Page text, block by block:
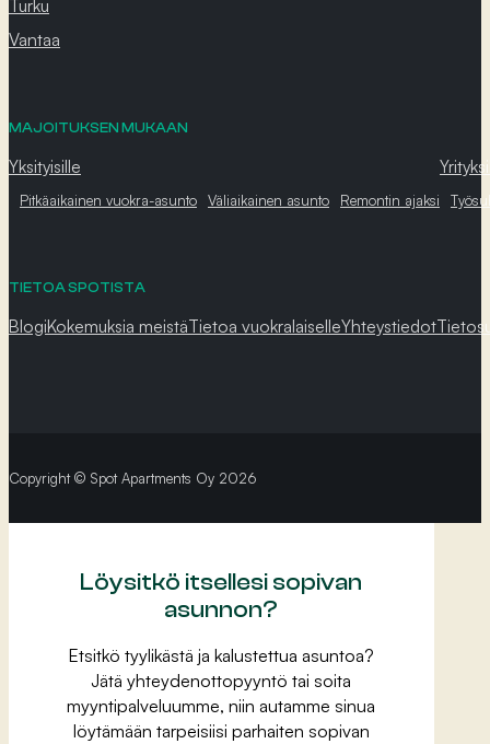
Turku
Vantaa
MAJOITUKSEN MUKAAN
Yksityisille
Pitkäaikainen vuokra-asunto Väliaikainen asunto Remontin ajaksi
TIETOA SPOTISTA
BlogiKokemuksia meistäTietoa vuokralaiselleYhteystiedot
Copyright © Spot Apartments Oy 2026
Löysitkö itsellesi sopivan
asunnon?
Etsitkö tyylikästä ja kalustettua asuntoa?
Jätä yhteydenottopyyntö tai soita
myyntipalveluumme, niin autamme sinua
löytämään tarpeisiisi parhaiten sopivan